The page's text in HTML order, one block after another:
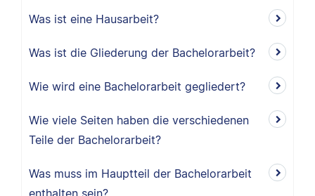
Was ist eine Hausarbeit?
Was ist die Gliederung der Bachelorarbeit?
Wie wird eine Bachelorarbeit gegliedert?
Wie viele Seiten haben die verschiedenen
Teile der Bachelorarbeit?
Was muss im Hauptteil der Bachelorarbeit
enthalten sein?